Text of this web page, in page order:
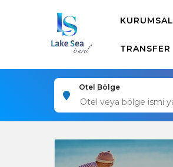
KURUMSAL
TRANSFER
Otel Bölge